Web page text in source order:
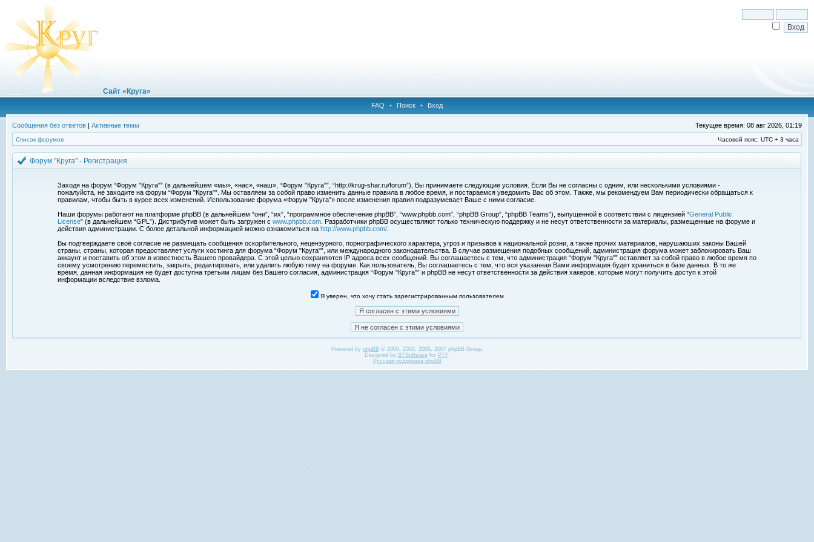
Сайт «Круга»
FAQ • Поиск • Вход
Сообщения без ответов | Активные темы Текущее время: 08 авг 2026, 01:19
Список форумов Часовой пояс: UTC + 3 часа
Форум "Круга" - Регистрация
Заходя на форум “Форум "Круга"” (в дальнейшем «мы», «нас», «наш», “Форум "Круга"”, “http://krug-shar.ru/forum”), Вы принимаете следующие условия. Если Вы не согласны с одним, или несколькими условиями -
пожалуйста, не заходите на форум “Форум "Круга"”. Мы оставляем за собой право изменить данные правила в любое время, и постараемся уведомить Вас об этом. Также, мы рекомендуем Вам периодически обращаться к
правилам, чтобы быть в курсе всех изменений. Использование форума «Форум "Круга"» после изменения правил подразумевает Ваше с ними согласие.
Наши форумы работают на платформе phpBB (в дальнейшем “они”, “их”, “программное обеспечение phpBB”, “www.phpbb.com”, “phpBB Group”, “phpBB Teams”), выпущенной в соответствии с лицензией “General Public
License” (в дальнейшем “GPL”). Дистрибутив может быть загружен с www.phpbb.com . Разработчики phpBB осуществляют только техническую поддержку и не несут ответственности за материалы, размещенные на форуме и
действия администрации. С более детальной информацией можно ознакомиться на http://www.phpbb.com/
Вы подтверждаете своё согласие не размещать сообщения оскорбительного, нецензурного, порнографического характера, угроз и призывов к национальной розни, а также прочих материалов, нарушаюших законы Вашей
страны, страны, которая предоставляет услуги хостинга для форума “Форум "Круга"”, или международного законодательства. В случае размещения подобных сообщений, администрация форума может заблокировать Ваш
аккаунт и поставить об этом в известность Вашего провайдера. С этой целью сохраняются IP адреса всех сообщений. Вы соглашаетесь с тем, что администрация “Форум "Круга"” оставляет за собой право в любое время по
своему усмотрению переместить, закрыть, редактировать, или удалить любую тему на форуме. Как пользователь, Вы соглашаетесь с тем, что вся указанная Вами информация будет храниться в базе данных. В то же
время, данная информация не будет доступна третьим лицам без Вашего согласия, администрация “Форум "Круга"” и phpBB не несут ответственности за действия хакеров, которые могут получить доступ к этой
информации вследствие взлома.
Я уверен, что хочу стать зарегистрированным пользователем
Powered by phpBB© 2000, 2002, 2005, 2007 phpBB Group.
Designed by STSoftwarefor PTF.
Русская поддержка phpBB